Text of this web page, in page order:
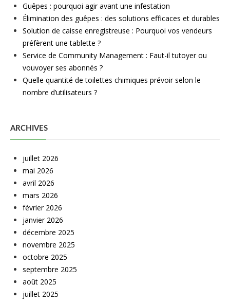
Guêpes : pourquoi agir avant une infestation
Élimination des guêpes : des solutions efficaces et durables
Solution de caisse enregistreuse : Pourquoi vos vendeurs
préfèrent une tablette ?
Service de Community Management : Faut-il tutoyer ou
vouvoyer ses abonnés ?
Quelle quantité de toilettes chimiques prévoir selon le
nombre d’utilisateurs ?
ARCHIVES
juillet 2026
mai 2026
avril 2026
mars 2026
février 2026
janvier 2026
décembre 2025
novembre 2025
octobre 2025
septembre 2025
août 2025
juillet 2025